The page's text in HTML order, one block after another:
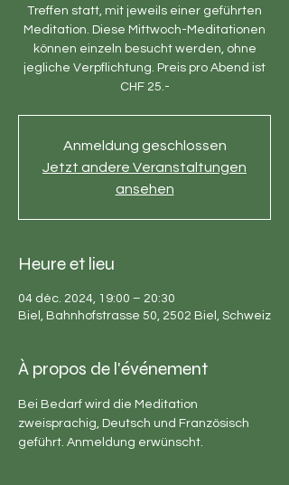
Treffen statt, mit jeweils einer geführten
Meditation. Diese Mittwoch-Meditationen
können einzeln besucht werden, ohne
jegliche Verpflichtung. Preis pro Abend ist
CHF 25.-
Anmeldung geschlossen
Jetzt andere Veranstaltungen
ansehen
Heure et lieu
04 déc. 2024, 19:00 – 20:30
Biel, Bahnhofstrasse 50, 2502 Biel, Schweiz
À propos de l'événement
Bei Bedarf wird die Meditation
zweisprachig, Deutsch und Französisch
geführt. Anmeldung erwünscht.